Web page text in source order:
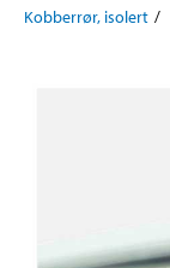
Kobberrør, isolert